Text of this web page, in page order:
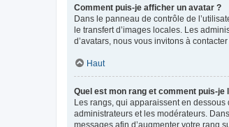
Comment puis-je afficher un avatar ?
Dans le panneau de contrôle de
le transfert d’images locales. Les
d’avatars, nous vous invitons à
Haut
Quel est mon rang et comment puis-je
Les rangs, qui apparaissent en
administrateurs et les modérateurs.
messages afin d’augmenter votre rang